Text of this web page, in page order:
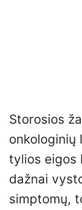
Storosios
onkologinių
tylios eigos
dažnai
simptomų,